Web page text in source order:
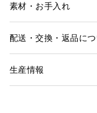
素材・お手入れ
配送・交換・返品に
生産情報